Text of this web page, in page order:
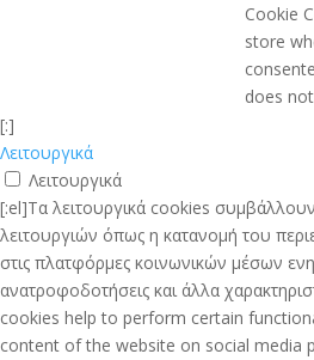
Cookie
store
does
[:]
Λειτουργικά
Λειτουργικά
[:el]Τα λειτουργικά cookies
λειτουργιών όπως η κατανομή του
στις πλατφόρμες κοινωνικών μέσων
ανατροφοδοτήσεις και άλλα
cookies help to perform certain
content of the website on social media